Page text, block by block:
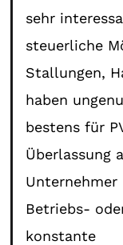
sehr
steuerliche
Stallungen,
haben
bestens für
Überlassung
Unternehmer
Betriebs-
konstante